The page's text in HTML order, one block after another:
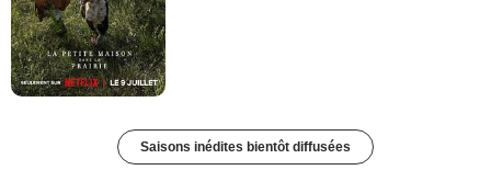
Saisons inédites bientôt diffusées